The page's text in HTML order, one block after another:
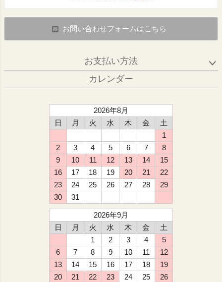
お問い合わせフォームはこちら
お支払い方法
カレンダー
2026年8月
日
月 火 水 木 金
土
1
2
3 4 5 6 7
8
9
10 11 12 13 14
15
16
17 18 19 20 21
22
23
24 25 26 27 28
29
30
31
2026年9月
日
月 火 水 木 金
土
1
2 3 4
5
6
7 8 9 10 11
12
13
14 15 16 17 18
19
20
21 22 23 24 25
26